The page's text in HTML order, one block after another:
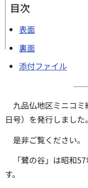
目次
表面
裏面
添付ファイル
九品仏地区ミニコ
日号）を発行しました。
是非ご覧ください。
「鷺の谷」は昭和
す。